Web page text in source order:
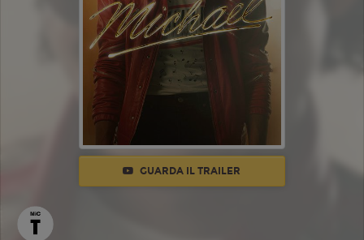
GUARDA IL TRAILER